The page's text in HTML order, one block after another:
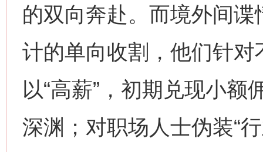
的双向奔赴。而境外间
计的单向收割，他们针
以“高薪”，初期兑现小
深渊；对职场人士伪装“